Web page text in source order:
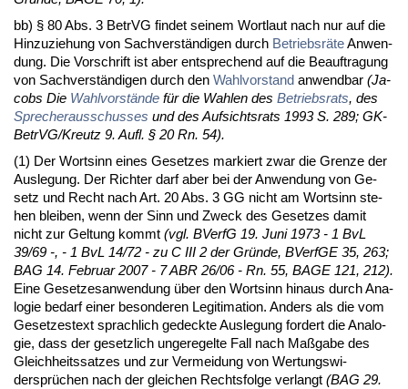
bb) § 80 Abs. 3 Be­trVG fin­det sei­nem Wort­laut nach nur auf die
Hin­zu­zie­hung von Sach­verständi­gen durch Be­triebsräteAn­wen­
dung. Die Vor­schrift ist aber ent­spre­chend auf die Be­auf­tra­gung
von Sach­verständi­gen durch den Wahl­vor­stand an­wend­bar (Ja­
cobs Die Wahl­vorstände für die Wah­len des Be­triebs­rats, des
Spre­cher­aus­schus­ses und des Auf­sichts­rats 1993 S. 289; GK-
Be­trVG/Kreutz 9. Aufl. § 20 Rn. 54).
(1) Der Wort­sinn ei­nes Ge­set­zes mar­kiert zwar die Gren­ze der
Aus­le­gung. Der Rich­ter darf aber bei der An­wen­dung von Ge­
setz und Recht nach Art. 20 Abs. 3 GG nicht am Wort­sinn ste­
hen blei­ben, wenn der Sinn und Zweck des Ge­set­zes da­mit
nicht zur Gel­tung kommt (vgl. BVerfG 19. Ju­ni 1973 - 1 BvL
39/69 -, - 1 BvL 14/72 - zu C III 2 der Gründe, BVerfGE 35, 263;
BAG 14. Fe­bru­ar 2007 - 7 ABR 26/06 - Rn. 55, BA­GE 121, 212).
Ei­ne Ge­set­zes­an­wen­dung über den Wort­sinn hin­aus durch Ana­
lo­gie be­darf ei­ner be­son­de­ren Le­gi­ti­ma­ti­on. An­ders als die vom
Ge­set­zes­text sprach­lich ge­deck­te Aus­le­gung for­dert die Ana­lo­
gie, dass der ge­setz­lich un­ge­re­gel­te Fall nach Maßga­be des
Gleich­heits­sat­zes und zur Ver­mei­dung von Wer­tungs­wi­
dersprüchen nach der glei­chen Rechts­fol­ge ver­langt (BAG 29.